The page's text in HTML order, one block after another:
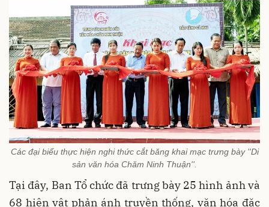
Các đại biểu thực hiện nghi thức cắt băng khai mạc trưng bày ''Di
sản văn hóa Chăm Ninh Thuận''.
Tại đây, Ban Tổ chức đã trưng bày 25 hình ảnh và
68 hiện vật phản ánh truyền thống, văn hóa đặc